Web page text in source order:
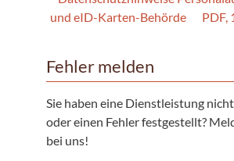
und eID-Karten-Behörde
PDF,
Fehler melden
Sie haben eine Dienstleistung
oder einen Fehler festgestellt?
bei uns!